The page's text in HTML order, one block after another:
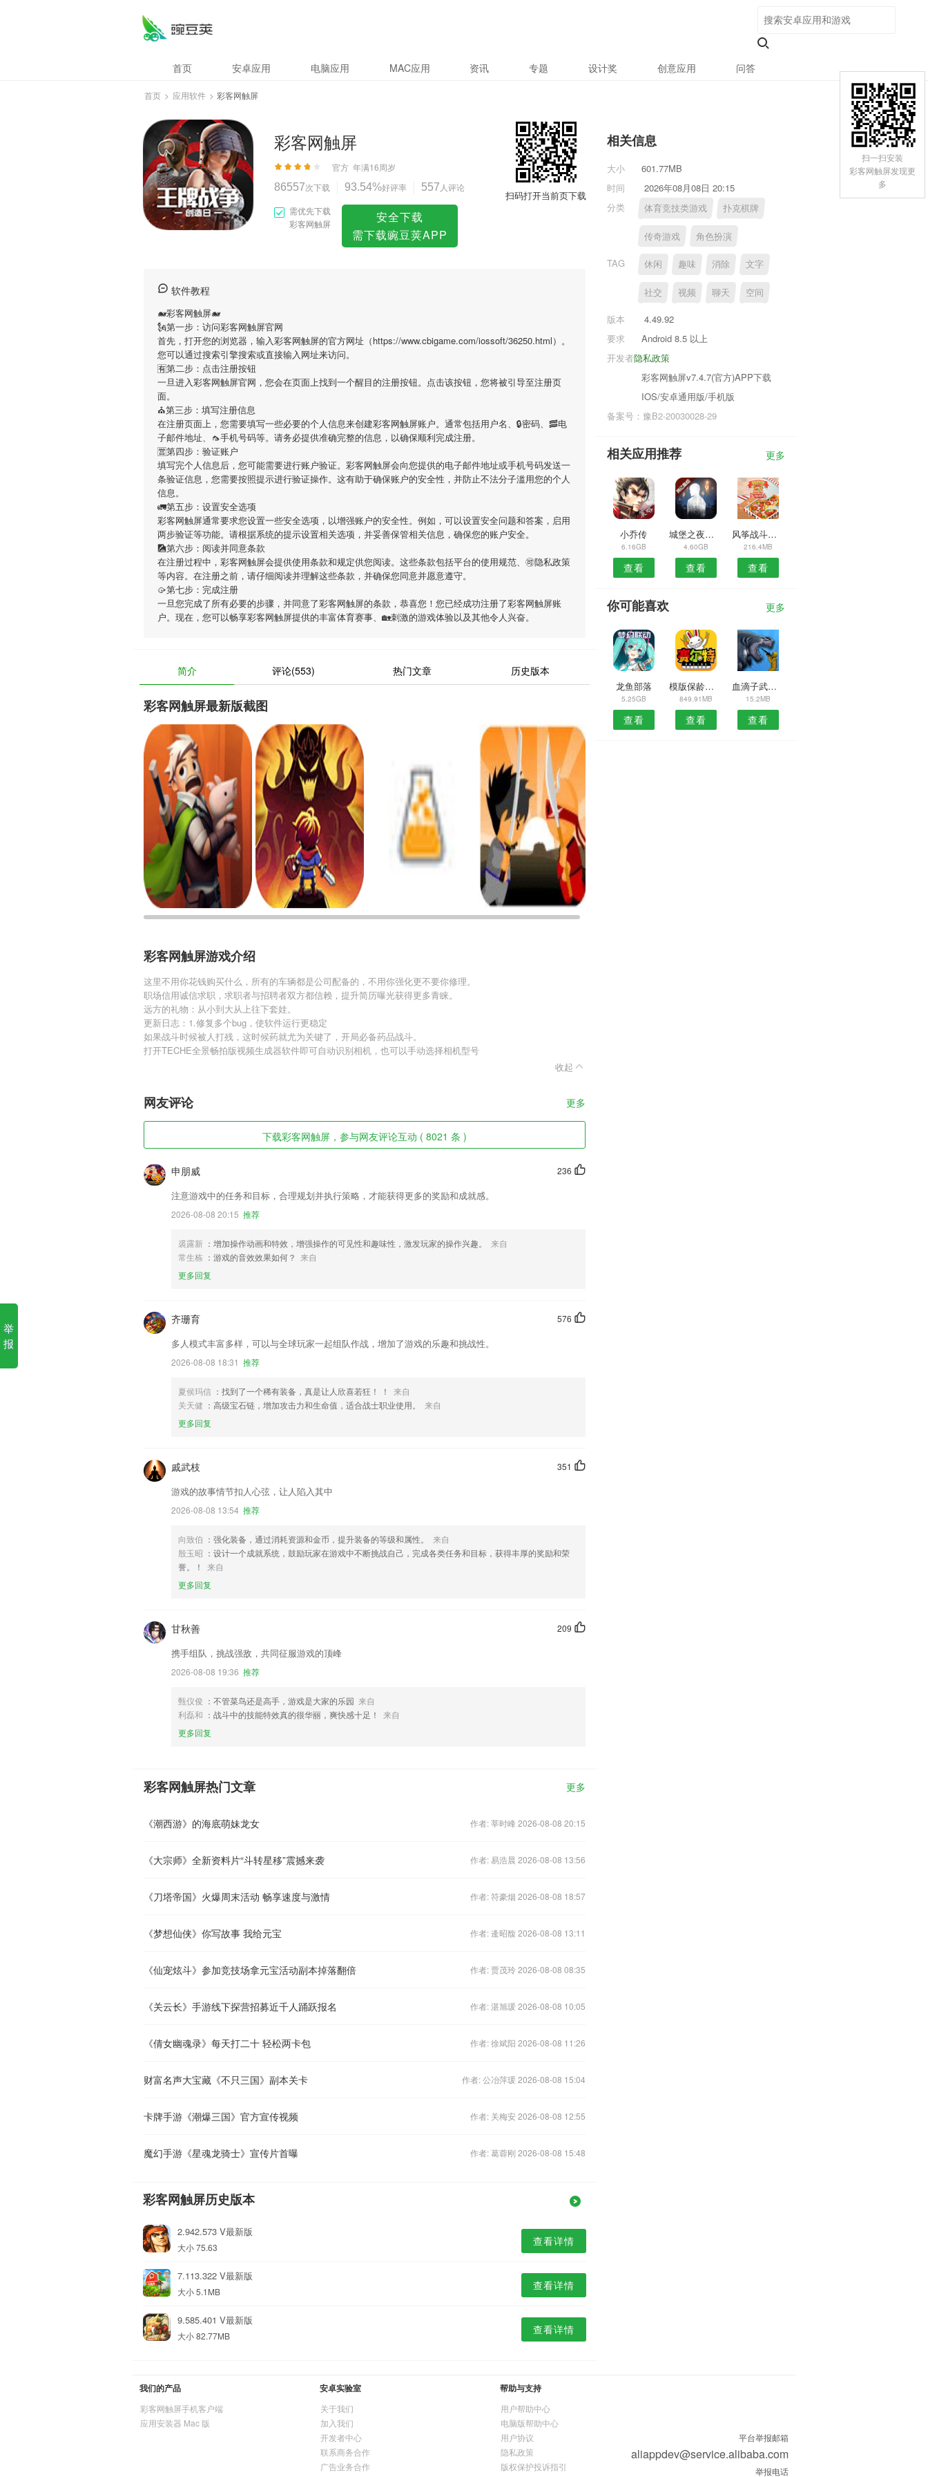
首页 安卓应用 电脑应用 MAC应用 资讯 专题 设计奖 创意应用 问答
首页 > 应用软件 > 彩客网触屏
彩客网触屏
官方 年满16周岁
86557次下载 93.54%好评率 557 人评论
需优先下载
彩客网触屏
安全下载
需下载豌豆荚APP
扫码打开当前页下载
软件教程
🐋彩客网触屏🐋
🗽第一步：访问彩客网触屏官网
首先，打开您的浏览器，输入彩客网触屏的官方网址（https://www.cbigame.com/iossoft/36250.html）。
您可以通过搜索引擎搜索或直接输入网址来访问。
🈶第二步：点击注册按钮
一旦进入彩客网触屏官网，您会在页面上找到一个醒目的注册按钮。点击该按钮，您将被引导至注册页
面。
⛪第三步：填写注册信息
在注册页面上，您需要填写一些必要的个人信息来创建彩客网触屏账户。通常包括用户名、🔒密码、🥓电
子邮件地址、🦟手机号码等。请务必提供准确完整的信息，以确保顺利完成注册。
🈺第四步：验证账户
填写完个人信息后，您可能需要进行账户验证。彩客网触屏会向您提供的电子邮件地址或手机号码发送一
条验证信息，您需要按照提示进行验证操作。这有助于确保账户的安全性，并防止不法分子滥用您的个人
信息。
🚛第五步：设置安全选项
彩客网触屏通常要求您设置一些安全选项，以增强账户的安全性。例如，可以设置安全问题和答案，启用
两步验证等功能。请根据系统的提示设置相关选项，并妥善保管相关信息，确保您的账户安全。
🎑第六步：阅读并同意条款
在注册过程中，彩客网触屏会提供使用条款和规定供您阅读。这些条款包括平台的使用规范、🉑隐私政策
等内容。在注册之前，请仔细阅读并理解这些条款，并确保您同意并愿意遵守。
🥠第七步：完成注册
一旦您完成了所有必要的步骤，并同意了彩客网触屏的条款，恭喜您！您已经成功注册了彩客网触屏账
户。现在，您可以畅享彩客网触屏提供的丰富体育赛事、🏡刺激的游戏体验以及其他令人兴奋。
简介 评论(553) 热门文章 历史版本
彩客网触屏最新版截图
彩客网触屏游戏介绍
这里不用你花钱购买什么，所有的车辆都是公司配备的，不用你强化更不要你修理。
职场信用诚信求职，求职者与招聘者双方都信赖，提升简历曝光获得更多青睐。
远方的礼物：从小到大从上往下套娃。
更新日志：1.修复多个bug，使软件运行更稳定
如果战斗时候被人打残，这时候药就尤为关键了，开局必备药品战斗。
打开TECHE全景畅拍版视频生成器软件即可自动识别相机，也可以手动选择相机型号
收起
网友评论 更多
下载彩客网触屏，参与网友评论互动 ( 8021 条 )
236
申朋威
注意游戏中的任务和目标，合理规划并执行策略，才能获得更多的奖励和成就感。
2026-08-08 20:15 推荐
裘露新 ：增加操作动画和特效，增强操作的可见性和趣味性，激发玩家的操作兴趣。
来自
常生栋 ：游戏的音效效果如何？ 来自
更多回复
576
齐珊育
多人模式丰富多样，可以与全球玩家一起组队作战，增加了游戏的乐趣和挑战性。
2026-08-08 18:31 推荐
夏侯玛信 ：找到了一个稀有装备，真是让人欣喜若狂！ ！
来自
关天健 ：高级宝石链，增加攻击力和生命值，适合战士职业使用。
来自
更多回复
351
戚武枝
游戏的故事情节扣人心弦，让人陷入其中
2026-08-08 13:54 推荐
向致伯 ：强化装备，通过消耗资源和金币，提升装备的等级和属性。
来自
殷玉昭 ：设计一个成就系统，鼓励玩家在游戏中不断挑战自己，完成各类任务和目标，获得丰厚的奖励和荣
誉。！
来自
更多回复
209
甘秋善
携手组队，挑战强敌，共同征服游戏的顶峰
2026-08-08 19:36 推荐
甄仪俊 ：不管菜鸟还是高手，游戏是大家的乐园 来自
利磊和 ：战斗中的技能特效真的很华丽，爽快感十足！
来自
更多回复
彩客网触屏热门文章 更多
《潮西游》的海底萌妹龙女 作者: 莘时峰 2026-08-08 20:15
《大宗师》全新资料片“斗转星移”震撼来袭 作者: 易浩晨 2026-08-08 13:56
《刀塔帝国》火爆周末活动 畅享速度与激情 作者: 符豪烟 2026-08-08 18:57
《梦想仙侠》你写故事 我给元宝 作者: 逄昭馥 2026-08-08 13:11
《仙宠炫斗》参加竞技场拿元宝活动副本掉落翻倍 作者: 贾茂玲 2026-08-08 08:35
《关云长》手游线下探营招募近千人踊跃报名 作者: 湛旭瑗 2026-08-08 10:05
《倩女幽魂录》每天打二十 轻松两卡包 作者: 徐斌阳 2026-08-08 11:26
财富名声大宝藏《不只三国》副本关卡 作者: 公冶萍瑗 2026-08-08 15:04
卡牌手游《潮爆三国》官方宣传视频 作者: 关梅安 2026-08-08 12:55
魔幻手游《星魂龙骑士》宣传片首曝 作者: 葛蓉刚 2026-08-08 15:48
彩客网触屏历史版本
2.942.573 V最新版
大小 75.63 查看详情
7.113.322 V最新版
大小 5.1MB 查看详情
9.585.401 V最新版
大小 82.77MB 查看详情
相关信息
大小
601.77MB
时间
2026年08月08日 20:15
分类
体育竞技类游戏 扑克棋牌
传奇游戏 角色扮演
TAG 休闲 趣味 消除 文字
社交 视频 聊天 空间
版本
4.49.92
要求
Android 8.5 以上
隐私政策
开发者
彩客网触屏v7.4.7(官方)APP下载
IOS/安卓通用版/手机版
备案号：豫B2-20030028-29
相关应用推荐 更多
小乔传
6.16GB
查看
城堡之夜反战行动
4.60GB
查看
风筝战斗飞行3d
216.4MB
查看
你可能喜欢 更多
龙鱼部落
5.25GB
查看
模版保龄球空转
849.91MB
查看
血滴子武器传奇
15.2MB
查看
我们的产品
彩客网触屏手机客户端
应用安装器 Mac 版
安卓实验室
关于我们
加入我们
开发者中心
联系商务合作
广告业务合作
帮助与支持
用户帮助中心
电脑版帮助中心
用户协议
隐私政策
版权保护投诉指引
平台举报邮箱
aliappdev@service.alibaba.com
举报电话
扫一扫安装
彩客网触屏发现更
多
举
报